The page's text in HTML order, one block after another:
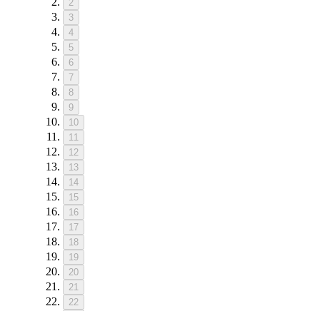
2
3
4
5
6
7
8
9
10
11
12
13
14
15
16
17
18
19
20
21
22